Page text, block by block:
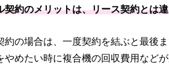
契約のメリットは、リース契約とは
約の場合は、一度契約を結ぶと最後
やめたい時に複合機の回収費用など